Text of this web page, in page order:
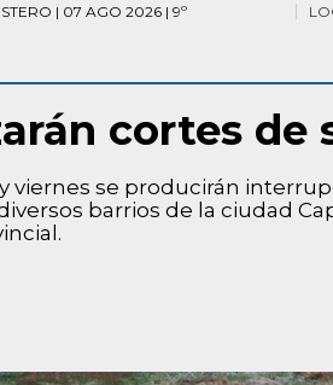
| 07 AGO 2026 | 9º
cortes
viernes se producirán
barrios de la ciudad